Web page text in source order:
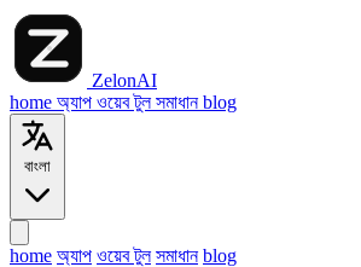
ZelonAI
home অ্যাপ ওয়েব টুলসমাধানblog
বাংলা
home অ্যাপ ওয়েব টুল সমাধান blog